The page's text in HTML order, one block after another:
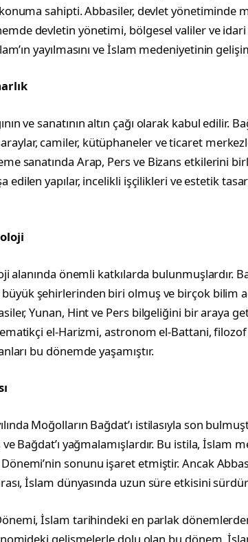
sahipti. Abbasiler, devlet yönetiminde
devletin yönetimi, bölgesel valiler ve idari
yayılmasını ve İslam medeniyetinin
ve sanatının altın çağı olarak kabul edilir.
camiler, kütüphaneler ve ticaret
sanatında Arap, Pers ve Bizans etkilerini
edilen yapılar, incelikli işçilikleri ve estetik
alanında önemli katkılarda bulunmuşlardır.
büyük şehirlerinden biri olmuş ve birçok bilim
Yunan, Hint ve Pers bilgeliğini bir araya
el-Harizmi, astronom el-Battani,
bu dönemde yaşamıştır.
Moğolların Bağdat’ı istilasıyla son
Bağdat’ı yağmalamışlardır. Bu istila, İslam
sonunu işaret etmiştir. Ancak
İslam dünyasında uzun süre etkisini
İslam tarihindeki en parlak
gelişmelerle dolu olan bu dönem,